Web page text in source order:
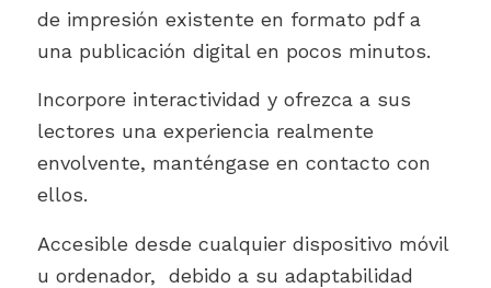
de impresión existente en formato pdf a
una publicación digital en pocos minutos.
Incorpore interactividad y ofrezca a sus
lectores una experiencia realmente
envolvente, manténgase en contacto con
ellos.
Accesible desde cualquier dispositivo móvil
u ordenador, debido a su adaptabilidad